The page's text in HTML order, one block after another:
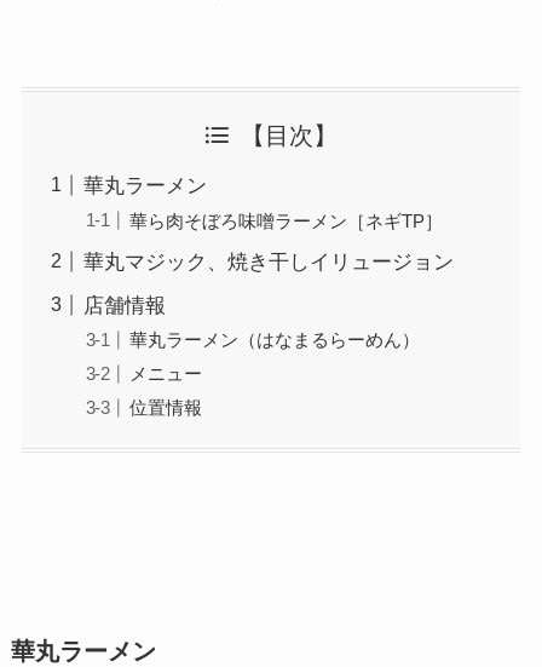
【目次】
華丸ラーメン
華ら肉そぼろ味噌ラーメン［ネギTP］
華丸マジック、焼き干しイリュージョン
店舗情報
華丸ラーメン（はなまるらーめん）
メニュー
位置情報
華丸ラーメン